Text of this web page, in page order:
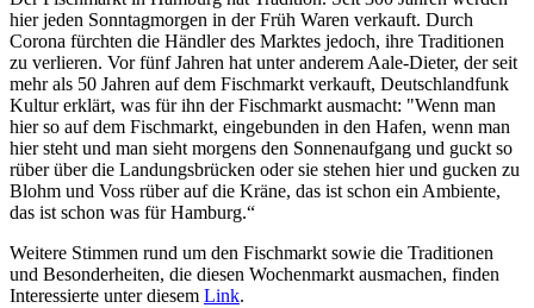
hier jeden Sonntagmorgen in der Früh Waren verkauft. Durch
Corona fürchten die Händler des Marktes jedoch, ihre Traditionen
zu verlieren. Vor fünf Jahren hat unter anderem Aale-Dieter, der seit
mehr als 50 Jahren auf dem Fischmarkt verkauft, Deutschlandfunk
Kultur erklärt, was für ihn der Fischmarkt ausmacht: "Wenn man
hier so auf dem Fischmarkt, eingebunden in den Hafen, wenn man
hier steht und man sieht morgens den Sonnenaufgang und guckt so
rüber über die Landungsbrücken oder sie stehen hier und gucken zu
Blohm und Voss rüber auf die Kräne, das ist schon ein Ambiente,
das ist schon was für Hamburg.“
Weitere Stimmen rund um den Fischmarkt sowie die Traditionen
und Besonderheiten, die diesen Wochenmarkt ausmachen, finden
Interessierte unter diesem Link.